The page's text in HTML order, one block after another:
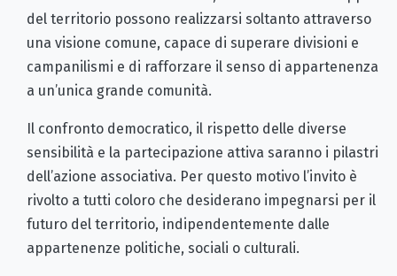
del territorio possono realizzarsi soltanto attraverso
una visione comune, capace di superare divisioni e
campanilismi e di rafforzare il senso di appartenenza
a un’unica grande comunità.
Il confronto democratico, il rispetto delle diverse
sensibilità e la partecipazione attiva saranno i pilastri
dell’azione associativa. Per questo motivo l’invito è
rivolto a tutti coloro che desiderano impegnarsi per il
futuro del territorio, indipendentemente dalle
appartenenze politiche, sociali o culturali.